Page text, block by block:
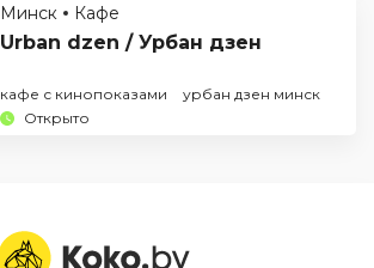
Минск Кафе
Urban dzen / Урбан дзен
кафе с кинопоказами
урбан дзен минск
Открыто